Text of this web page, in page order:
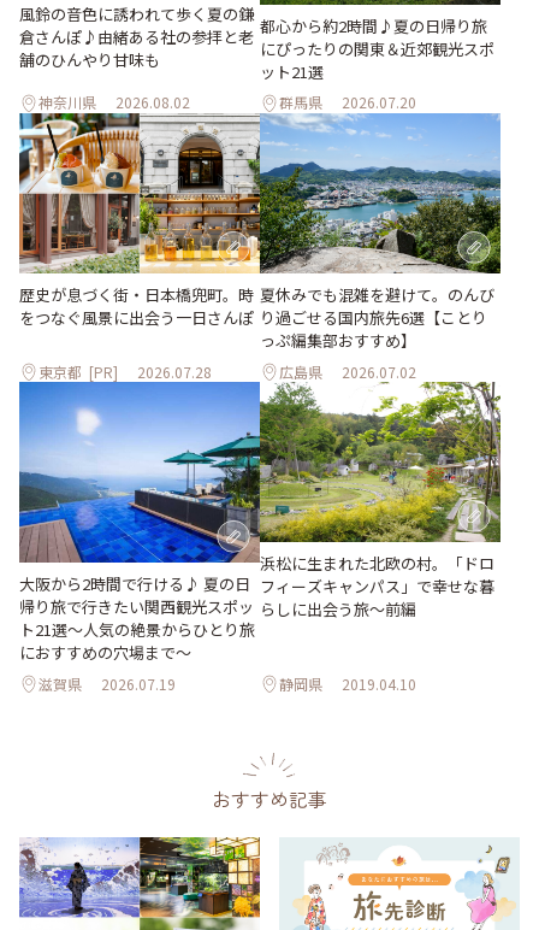
風鈴の音色に誘われて歩く夏の鎌
倉さんぽ♪由緒ある社の参拝と老
舗のひんやり甘味も
神奈川県 2026.08.02
都心から約2時間♪夏の日帰り旅
にぴったりの関東＆近郊観光スポ
ット21選
群馬県 2026.07.20
歴史が息づく街・日本橋兜町。時
をつなぐ風景に出会う一日さんぽ
東京都 [PR] 2026.07.28
夏休みでも混雑を避けて。のんび
り過ごせる国内旅先6選【ことり
っぷ編集部おすすめ】
広島県 2026.07.02
大阪から2時間で行ける♪ 夏の日
帰り旅で行きたい関西観光スポッ
ト21選～人気の絶景からひとり旅
におすすめの穴場まで～
滋賀県 2026.07.19
浜松に生まれた北欧の村。「ドロ
フィーズキャンパス」で幸せな暮
らしに出会う旅～前編
静岡県 2019.04.10
おすすめ記事